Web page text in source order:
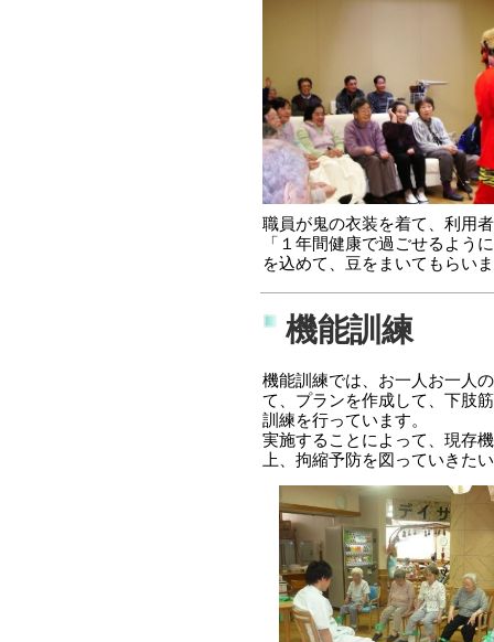
職員が鬼の衣装を着て、利用
「１年間健康で過ごせるよう
を込めて、豆をまいてもらい
機能訓練
機能訓練では、お一人お一人
て、プランを作成して、下肢
訓練を行っています。
実施することによって、現存
上、拘縮予防を図っていきた